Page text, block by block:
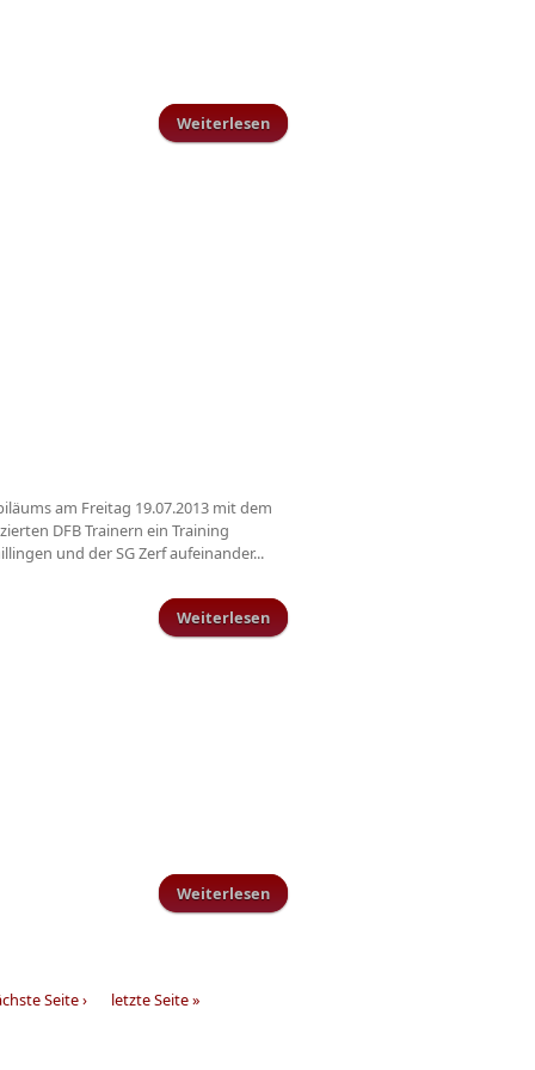
Weiterlesen
am Freitag 19.07.2013 mit dem
DFB Trainern ein Training
und der SG Zerf aufeinander...
Weiterlesen über Sonne - Sport - Unterhaltung
Weiterlesen
über Trainingsplan Vorbereitung
Seite › letzte Seite »